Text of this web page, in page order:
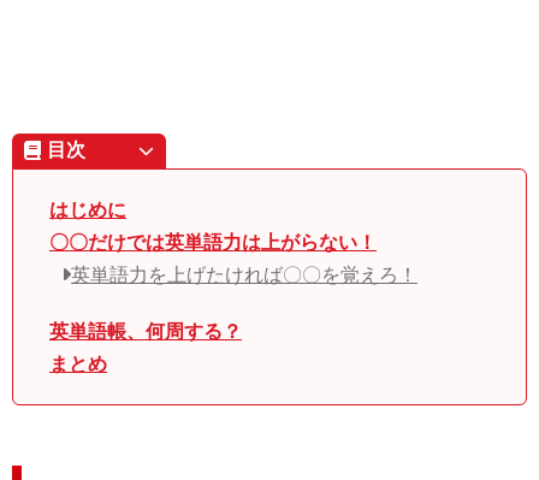
目次
はじめに
〇〇だけでは英単語力は上がらない！
英単語力を上げたければ〇〇を覚えろ！
英単語帳、何周する？
まとめ